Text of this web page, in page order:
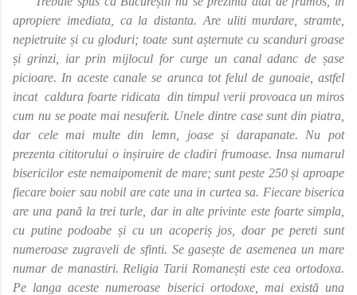
apropiere imediata, ca la distanta. Are uliti murdare, stramte,
nepietruite și cu gloduri; toate sunt așternute cu scanduri groase
și grinzi, iar prin mijlocul for curge un canal adanc de șase
picioare. In aceste canale se arunca tot felul de gunoaie, astfel
incat caldura foarte ridicata din timpul verii provoaca un miros
cum nu se poate mai nesuferit. Unele dintre case sunt din piatra,
dar cele mai multe din lemn, joase și darapanate. Nu pot
prezenta cititorului o inșiruire de cladiri frumoase. Insa numarul
bisericilor este nemaipomenit de mare; sunt peste 250 și aproape
fiecare boier sau nobil are cate una in curtea sa. Fiecare biserica
are una pană la trei turle, dar in alte privinte este foarte simpla,
cu putine podoabe și cu un acoperiș jos, doar pe pereti sunt
numeroase zugraveli de sfinti. Se gasește de asemenea un mare
numar de manastiri. Religia Tarii Romanești este cea ortodoxa.
Pe langa aceste numeroase biserici ortodoxe, mai există una